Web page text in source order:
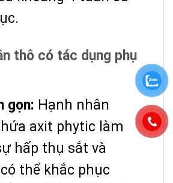
thô có tác dụng phụ
gọn: Hạnh nhân
axit phytic làm
hấp thụ sắt và
thể khắc phục